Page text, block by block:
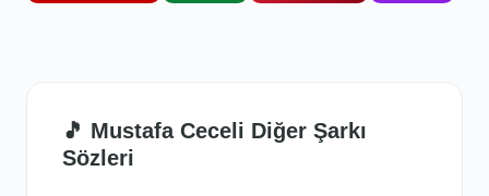
🎵 Mustafa Ceceli Diğer Şarkı
Sözleri